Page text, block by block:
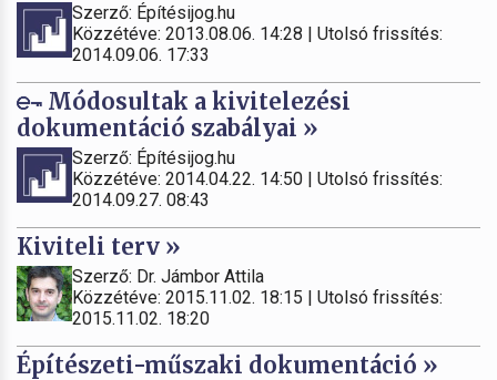
Szerző: Építésijog.hu
Közzétéve: 2013.08.06. 14:28 | Utolsó frissítés:
2014.09.06. 17:33
Módosultak a kivitelezési
dokumentáció szabályai »
Szerző: Építésijog.hu
Közzétéve: 2014.04.22. 14:50 | Utolsó frissítés:
2014.09.27. 08:43
Kiviteli terv »
Szerző: Dr. Jámbor Attila
Közzétéve: 2015.11.02. 18:15 | Utolsó frissítés:
2015.11.02. 18:20
Építészeti-műszaki dokumentáció »